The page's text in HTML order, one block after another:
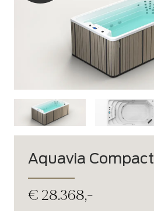
Aquavia Compact
€ 28.368,-